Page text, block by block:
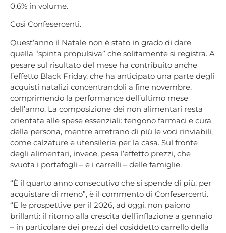
0,6% in volume.
Così Confesercenti.
Quest’anno il Natale non è stato in grado di dare
quella “spinta propulsiva” che solitamente si registra. A
pesare sul risultato del mese ha contribuito anche
l’effetto Black Friday, che ha anticipato una parte degli
acquisti natalizi concentrandoli a fine novembre,
comprimendo la performance dell’ultimo mese
dell’anno. La composizione dei non alimentari resta
orientata alle spese essenziali: tengono farmaci e cura
della persona, mentre arretrano di più le voci rinviabili,
come calzature e utensileria per la casa. Sul fronte
degli alimentari, invece, pesa l’effetto prezzi, che
svuota i portafogli – e i carrelli – delle famiglie.
“È il quarto anno consecutivo che si spende di più, per
acquistare di meno”, è il commento di Confesercenti.
“E le prospettive per il 2026, ad oggi, non paiono
brillanti: il ritorno alla crescita dell’inflazione a gennaio
– in particolare dei prezzi del cosiddetto carrello della